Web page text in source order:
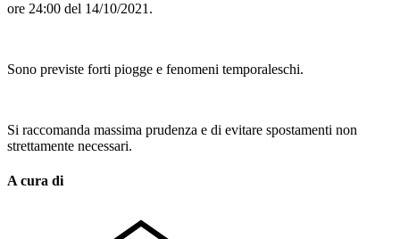
ore 24:00 del 14/10/2021.
Sono previste forti piogge e fenomeni temporaleschi.
Si raccomanda massima prudenza e di evitare spostamenti non
strettamente necessari.
A cura di